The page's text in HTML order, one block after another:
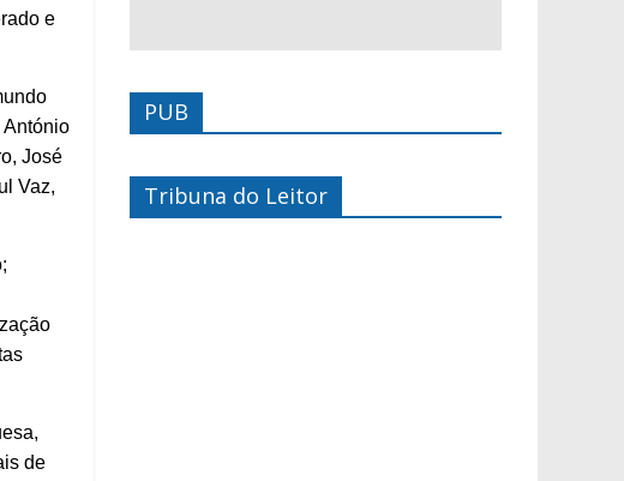
e
António
José
Vaz,
de
PUB
Tribuna do Leitor